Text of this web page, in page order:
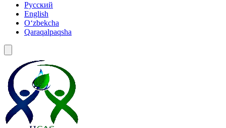
Русский
English
Oʻzbekcha
Qaraqalpaqsha